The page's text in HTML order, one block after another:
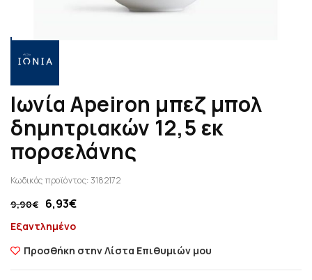
Ιωνία Apeiron μπεζ μπολ
δημητριακών 12,5 εκ
πορσελάνης
Κωδικός προϊόντος: 3182172
9,90€ 6,93€
Εξαντλημένο
Προσθήκη στην Λίστα Επιθυμιών μου